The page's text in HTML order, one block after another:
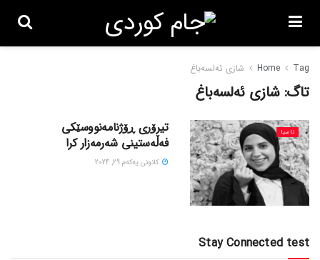
Home Tag شازی ئەلسەباغ
تاگ: شازی ئەلسەباغ
ئاسیا
تیرۆری ڕۆژنامەنووسێکی
فەڵەستینی شەرمەزار کرا
كانونی یه‌كه‌م 29, 2024
Stay Connected test